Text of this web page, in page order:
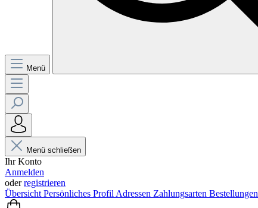
Menü
Menü schließen
Ihr Konto
Anmelden
oderregistrieren
Übersicht Persönliches Profil Adressen Zahlungsarten Bestellungen